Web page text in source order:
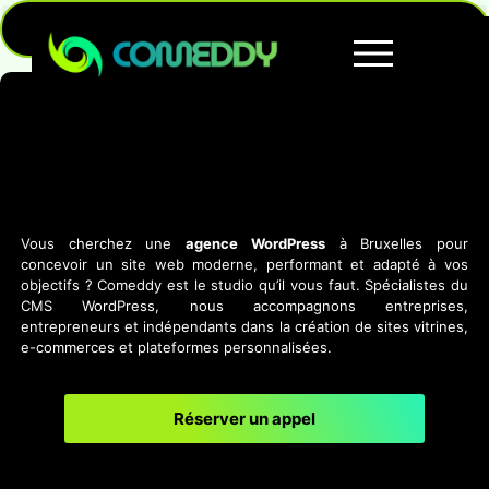
Vous cherchez uneagence WordPressà Bruxelles pour
concevoir un site web moderne, performant et adapté à vos
objectifs ? Comeddy est le studio qu’il vous faut. Spécialistes du
CMS WordPress, nous accompagnons entreprises,
entrepreneurs et indépendants dans la création de sites vitrines,
e-commerces et plateformes personnalisées.
Réserver un appel